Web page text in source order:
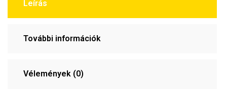
Leírás
További információk
Vélemények (0)